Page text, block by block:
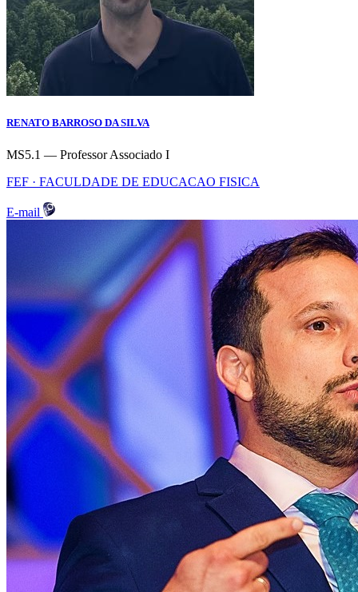
RENATO BARROSO DA SILVA
MS5.1 — Professor Associado I
FEF · FACULDADE DE EDUCACAO FISICA
E-mail